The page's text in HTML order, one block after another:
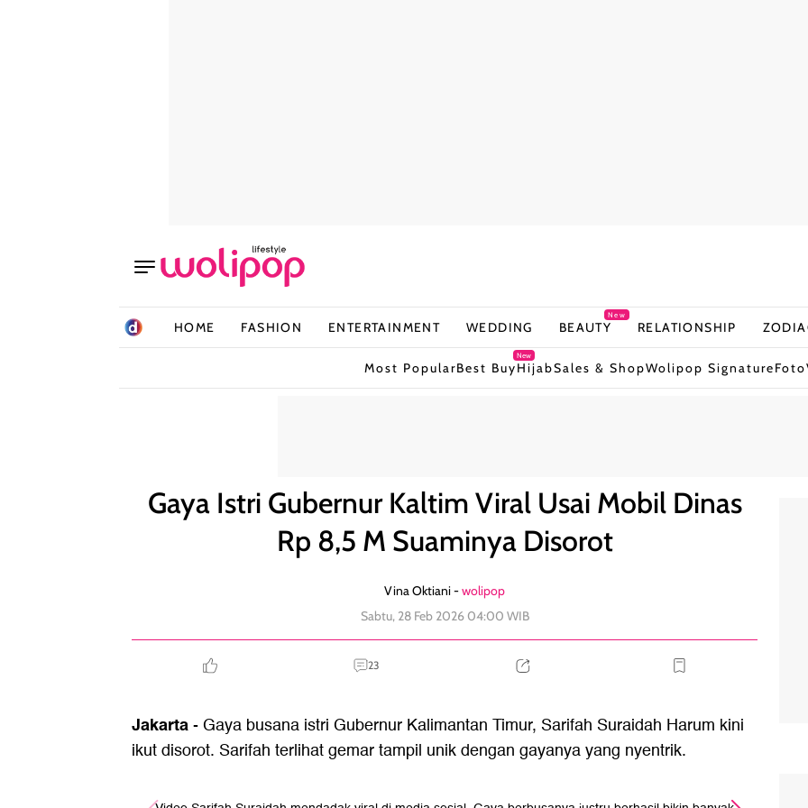
HOME FASHION ENTERTAINMENT WEDDING BEAUTY
New
RELATIONSHIP
Most PopularBest Buy
New
HijabSales & ShopWolipop SignatureFoto
Gaya Istri Gubernur Kaltim Viral Usai Mobil Dinas
Rp 8,5 M Suaminya Disorot
Vina Oktiani -wolipop
Sabtu, 28 Feb 2026 04:00 WIB
23
Jakarta- Gaya busana istri Gubernur Kalimantan Timur, Sarifah Suraidah Harum kini
ikut disorot. Sarifah terlihat gemar tampil unik dengan gayanya yang nyentrik.